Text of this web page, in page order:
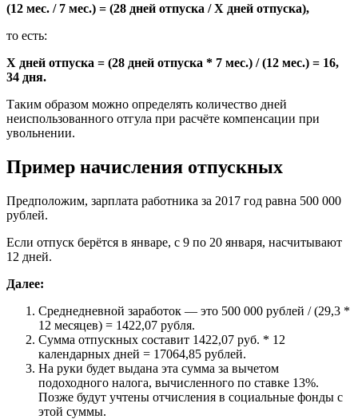
(12 мес. / 7 мес.) = (28 дней отпуска / Х дней отпуска),
то есть:
Х дней отпуска = (28 дней отпуска * 7 мес.) / (12 мес.) = 16,
34 дня.
Таким образом можно определять количество дней
неиспользованного отгула при расчёте компенсации при
увольнении.
Пример начисления отпускных
Предположим, зарплата работника за 2017 год равна 500 000
рублей.
Если отпуск берётся в январе, с 9 по 20 января, насчитывают
12 дней.
Далее:
Среднедневной заработок — это 500 000 рублей / (29,3 *
12 месяцев) = 1422,07 рубля.
Сумма отпускных составит 1422,07 руб. * 12
календарных дней = 17064,85 рублей.
На руки будет выдана эта сумма за вычетом
подоходного налога, вычисленного по ставке 13%.
Позже будут учтены отчисления в социальные фонды с
этой суммы.